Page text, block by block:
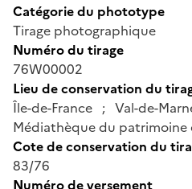
Catégorie du phototype
Tirage photographique
Numéro du tirage
76W00002
Lieu de conservation du
Île-de-France ; Val-de-
Médiathèque du
Cote de conservation du
83/76
Numéro de versement